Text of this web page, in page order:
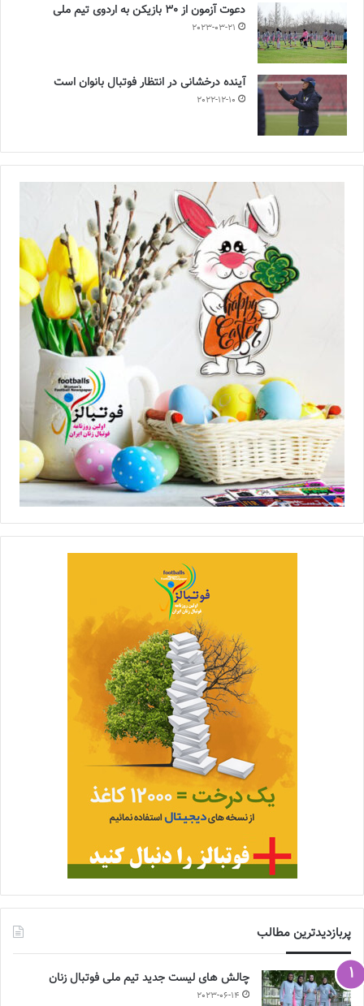
دعوت آزمون از 30 بازیکن به اردوی تیم ملی
2023-03-21
آینده درخشانی در انتظار فوتبال بانوان است
2022-12-10
پربازدیدترین مطالب
چالش هاى ليست جدید تيم ملى فوتبال زنان
2023-06-14